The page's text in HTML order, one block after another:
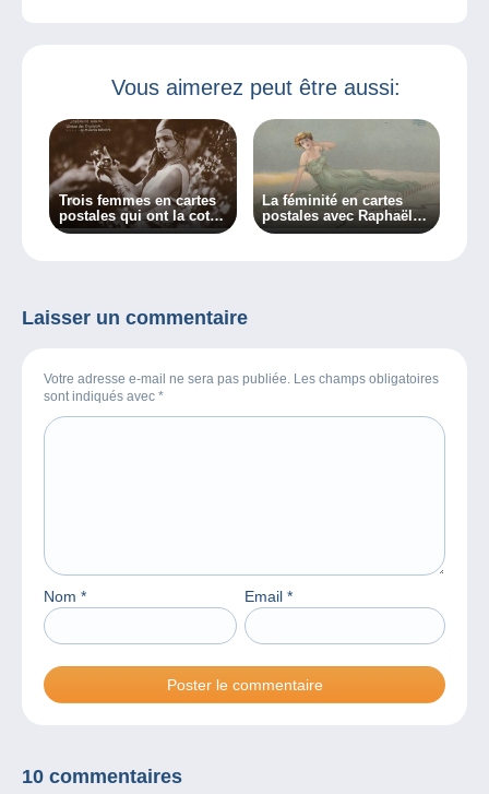
Vous aimerez peut être aussi:
Trois femmes en cartes
postales qui ont la cote !
Devinerez-vous qui ?
La féminité en cartes
postales avec Raphaël
Kirchner
Laisser un commentaire
Votre adresse e-mail ne sera pas publiée. Les champs obligatoires
sont indiqués avec *
Nom * Email *
10 commentaires